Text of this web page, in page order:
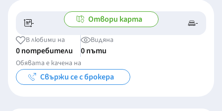
- -/- -
Отвори карта
В любими на
0 потребители
Видяна
0 пъти
Обявата е качена на
Свържи се с брокера